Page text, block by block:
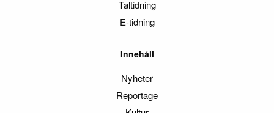
Taltidning
E-tidning
Innehåll
Nyheter
Reportage